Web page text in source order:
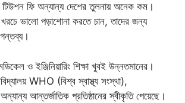
ফি অন্যান্য দেশের তুলনায় অনেক কম।
ভালো পড়াশোনা করতে চান, তাদের জন্য
ও ইঞ্জিনিয়ারিং শিক্ষা খুবই উন্নতমানের।
WHO (বিশ্ব স্বাস্থ্য সংস্থা),
আন্তর্জাতিক প্রতিষ্ঠানের স্বীকৃতি পেয়েছে।